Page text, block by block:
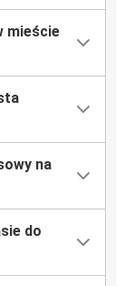
mieście
na
do